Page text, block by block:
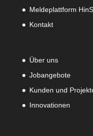
Meldeplattform
Kontakt
Über uns
Jobangebote
Kunden und
Innovationen